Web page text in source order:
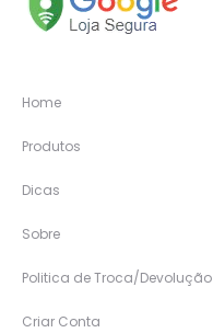
Home
Produtos
Dicas
Sobre
Politica de Troca/Devolução
Criar Conta